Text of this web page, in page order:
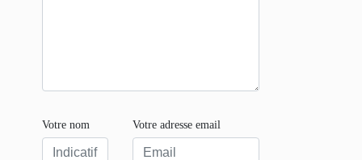
Votre nom Votre adresse email